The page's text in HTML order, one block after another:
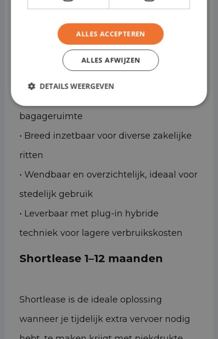
projecten of uitbreiding van capaciteit
• Comfortabel en dynamisch rijgedrag,
bagageruimte
• Breed inzetbaar voor diverse zakelijke
ritten
• Wendbaar en overzichtelijk, ideaal voor
stedelijk gebruik
• Leverbaar met plug-in hybride
techniek voor lagere verbruikskosten
Shortlease 1–12 maanden
Shortlease is de ideale oplossing
wanneer je tijdelijk extra vervoer nodig
ALLES ACCEPTEREN
ALLES AFWIJZEN
DETAILS WEERGEVEN